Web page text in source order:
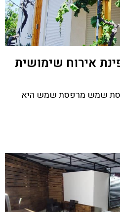
אירוח שימושית
שמש מרפסת שמש היא